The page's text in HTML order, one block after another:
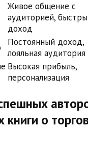
Живое общение с
аудиторией,
доход
Постоянный доход,
лояльная аудитория
Высокая прибыль,
персонализация
книги о